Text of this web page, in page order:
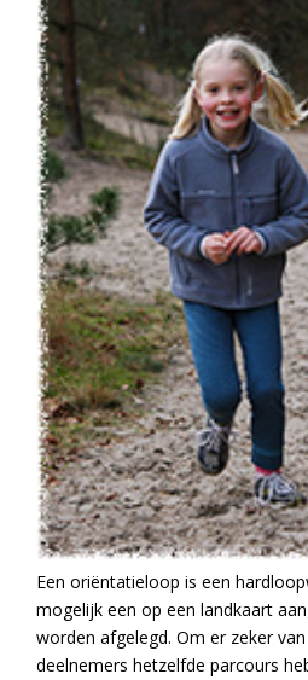
Een oriëntatieloop is een
mogelijk een op een landkaart
worden afgelegd. Om er zeker
deelnemers hetzelfde parcours